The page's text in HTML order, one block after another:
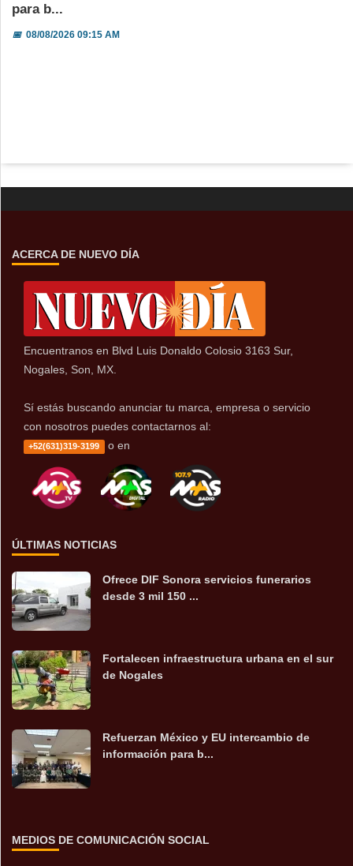
para b...
📅08/08/2026 09:15 AM
ACERCA DE NUEVO DÍA
Encuentranos en Blvd Luis Donaldo Colosio 3163 Sur,
Nogales, Son, MX.
Sí estás buscando anunciar tu marca, empresa o servicio
con nosotros puedes contactarnos al:
+52(631)319-3199 o en
ÚLTIMAS NOTICIAS
Ofrece DIF Sonora servicios funerarios
desde 3 mil 150 ...
Fortalecen infraestructura urbana en el sur
de Nogales
Refuerzan México y EU intercambio de
información para b...
MEDIOS DE COMUNICACIÓN SOCIAL